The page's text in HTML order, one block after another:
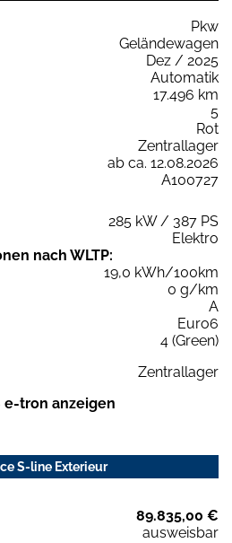
Pkw
Geländewagen
Dez / 2025
Automatik
17.496 km
5
Rot
Zentrallager
ab ca. 12.08.2026
A100727
285 kW / 387 PS
Elektro
nach WLTP:
19,0 kWh/100km
0 g/km
A
Euro6
4 (Green)
Zentrallager
e-tron anzeigen
S-line Exterieur
89.835,00 €
ausweisbar